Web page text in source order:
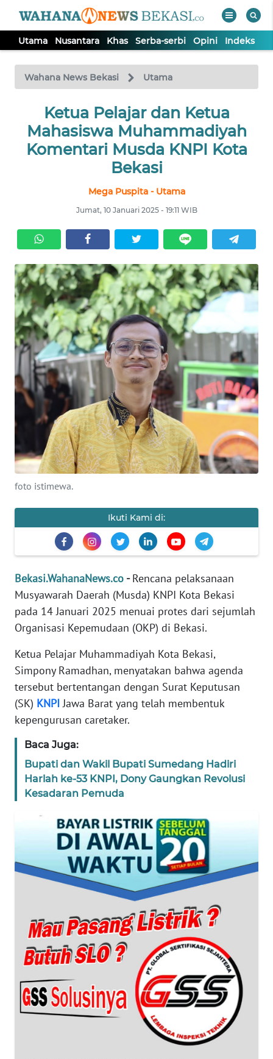
Utama Nusantara Khas Serba-serbi Opini Indeks
Wahana News Bekasi Utama
Ketua Pelajar dan Ketua
Mahasiswa Muhammadiyah
Komentari Musda KNPI Kota
Bekasi
Mega Puspita - Utama
Jumat, 10 Januari 2025 - 19:11 WIB
foto istimewa.
Ikuti Kami di:
Bekasi.WahanaNews.co -Rencana pelaksanaan
Musyawarah Daerah (Musda) KNPI Kota Bekasi
pada 14 Januari 2025 menuai protes dari sejumlah
Organisasi Kepemudaan (OKP) di Bekasi.
Ketua Pelajar Muhammadiyah Kota Bekasi,
Simpony Ramadhan, menyatakan bahwa agenda
tersebut bertentangan dengan Surat Keputusan
(SK) KNPI Jawa Barat yang telah membentuk
kepengurusan caretaker.
Baca Juga:
Bupati dan Wakil Bupati Sumedang Hadiri
Harlah ke-53 KNPI, Dony Gaungkan Revolusi
Kesadaran Pemuda
TV
Tutup
UTAMA
NUSANTARA
SERBI
OPINI
Informasi
INDEKS
BERITA
KONTAK
KAMI
INFO
IKLAN
TENTANG
SIBER
REDAKSI
KARIR
DISCLAIMER
Wahana
News
Regional
WN
SUMUT
JAKARTA
WN
JABAR
WN
KEPRI
WN
PAPUA